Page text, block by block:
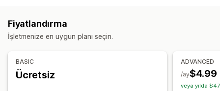
Engellenen eylemler
Sağ tıklama
Sürükle ve bırak
Klavye kısayolları
Fiyatlandırma
İşletmenize en uygun planı seçin.
BASIC
Ücretsiz
ADVANCED
$4.99
/ay
veya yılda